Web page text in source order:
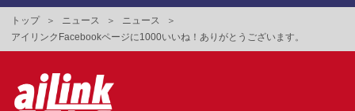
トップ ニュース
ニュース
アイリンクFacebookページに1000いいね！ありがとうございます。